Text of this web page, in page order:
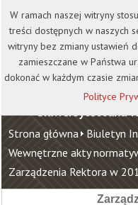
Kontakt
Wirtualna Uczelnia
Uniwersytet Jana
Strona główna Biuletyn
Wewnętrzne akty
Zarządzenia Rektora w
W ramach naszej witryny
treści dostępnych w naszych
witryny bez zmiany ustawień
zamieszczane w Państwa
dokonać w każdym czasie
Polityce